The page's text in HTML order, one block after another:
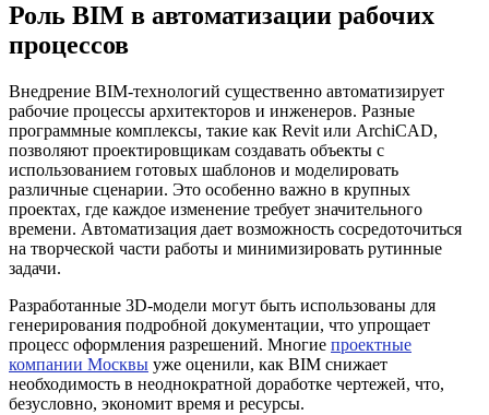
Роль BIM в автоматизации рабочих
процессов
Внедрение BIM-технологий существенно автоматизирует
рабочие процессы архитекторов и инженеров. Разные
программные комплексы, такие как Revit или ArchiCAD,
позволяют проектировщикам создавать объекты с
использованием готовых шаблонов и моделировать
различные сценарии. Это особенно важно в крупных
проектах, где каждое изменение требует значительного
времени. Автоматизация дает возможность сосредоточиться
на творческой части работы и минимизировать рутинные
задачи.
Разработанные 3D-модели могут быть использованы для
генерирования подробной документации, что упрощает
процесс оформления разрешений. Многие проектные
компании Москвы уже оценили, как BIM снижает
необходимость в неоднократной доработке чертежей, что,
безусловно, экономит время и ресурсы.